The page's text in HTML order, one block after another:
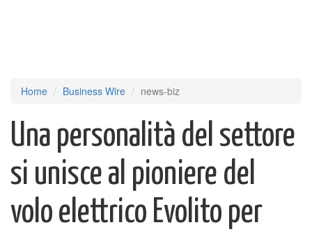
Home Business Wire news-biz
Una personalità del settore
si unisce al pioniere del
volo elettrico Evolito per